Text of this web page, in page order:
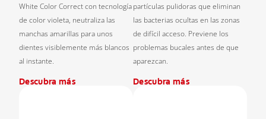
White Color Correct con tecnología
de color violeta, neutraliza las
manchas amarillas para unos
dientes visiblemente más blancos
al instante.
Descubra más
partículas pulidoras que eliminan
las bacterias ocultas en las zonas
de difícil acceso. Previene los
problemas bucales antes de que
aparezcan.
Descubra más